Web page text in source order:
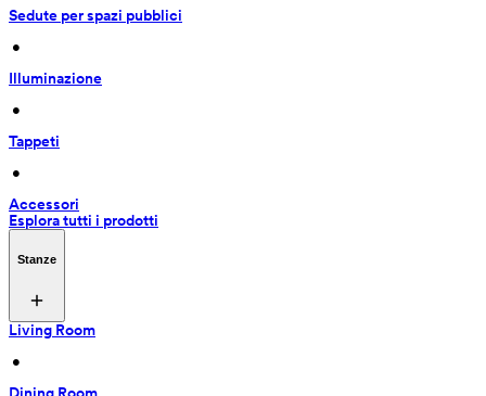
Sedute per spazi pubblici
•
Illuminazione
•
Tappeti
•
Accessori
Esplora tutti i prodotti
Stanze
Living Room
•